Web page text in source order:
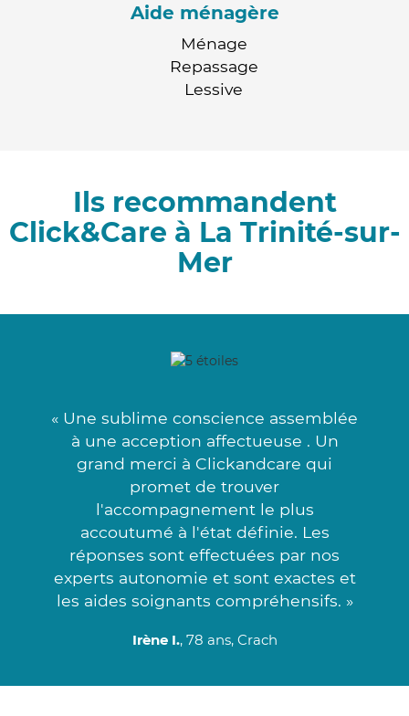
Aide ménagère
Ménage
Repassage
Lessive
Ils recommandent
Click&Care à La Trinité-sur-
Mer
« Une sublime conscience assemblée
à une acception affectueuse . Un
grand merci à Clickandcare qui
promet de trouver
l'accompagnement le plus
accoutumé à l'état définie. Les
réponses sont effectuées par nos
experts autonomie et sont exactes et
les aides soignants compréhensifs. »
Irène I., 78 ans, Crach